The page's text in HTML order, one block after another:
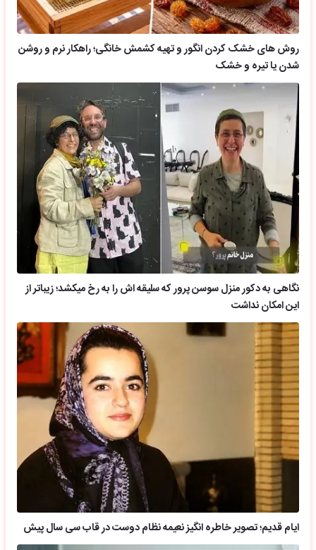
روش های خشک کردن انگور و تهیه کشمش خانگی؛ راهکار نرم و روشن
شدن یا تیره و خشک
نگاهی به دکور منزل سوسن پرور که سلیقه اش را به رخ میکشد؛ زیباتر از
این امکان نداشت
ایام قدیم؛ تصویر خاطره انگیز نعیمه نظام دوست در قاب سی سال پیش